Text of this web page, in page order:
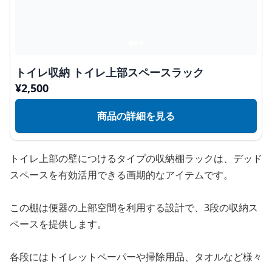
トイレ収納 トイレ上部スペースラック
¥2,500
商品の詳細を見る
トイレ上部の壁につけるタイプの収納棚ラックは、デッド
スペースを有効活用できる画期的なアイテムです。
この棚は便器の上部空間を利用する設計で、3段の収納ス
ペースを提供します。
各段にはトイレットペーパーや掃除用品、タオルなど様々